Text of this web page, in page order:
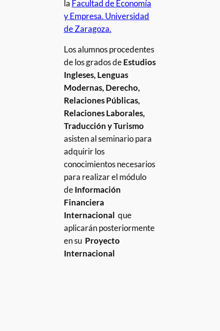
la Facultad de Economía
y Empresa. Universidad
de Zaragoza.
Los alumnos procedentes
de los grados deEstudios
Ingleses, Lenguas
Modernas, Derecho,
Relaciones Públicas,
Relaciones Laborales,
Traducción y Turismo
asisten al seminario para
adquirir los
conocimientos necesarios
para realizar el módulo
deInformación
Financiera
Internacional que
aplicarán posteriormente
en su Proyecto
Internacional